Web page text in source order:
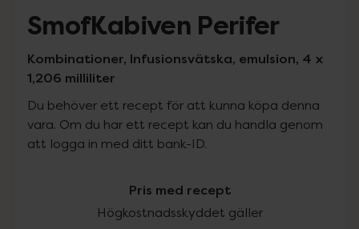
SmofKabiven Perifer
Kombinationer, Infusionsvätska, emulsion, 4 x
1,206 milliliter
Du behöver ett recept för att kunna köpa denna
vara. Om du har ett recept kan du handla genom
att logga in med ditt bank-ID.
Pris med recept
Högkostnadsskyddet gäller